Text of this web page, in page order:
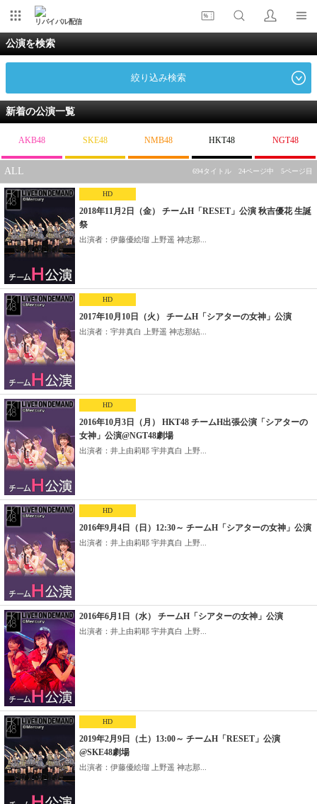
リバイバル配信
公演を検索
絞り込み検索
新着の公演一覧
AKB48 SKE48 NMB48 HKT48 NGT48
ALL 694タイトル 24ページ中 5ページ目
HD
2018年11月2日（金） チームH「RESET」公演 秋吉優花 生誕
祭
出演者：伊藤優絵瑠 上野遥 神志那...
HD
2017年10月10日（火） チームH「シアターの女神」公演
出演者：宇井真白 上野遥 神志那結...
HD
2016年10月3日（月） HKT48 チームH出張公演「シアターの
女神」公演@NGT48劇場
出演者：井上由莉耶 宇井真白 上野...
HD
2016年9月4日（日）12:30～ チームH「シアターの女神」公演
出演者：井上由莉耶 宇井真白 上野...
2016年6月1日（水） チームH「シアターの女神」公演
出演者：井上由莉耶 宇井真白 上野...
HD
2019年2月9日（土）13:00～ チームH「RESET」公演
@SKE48劇場
出演者：伊藤優絵瑠 上野遥 神志那...